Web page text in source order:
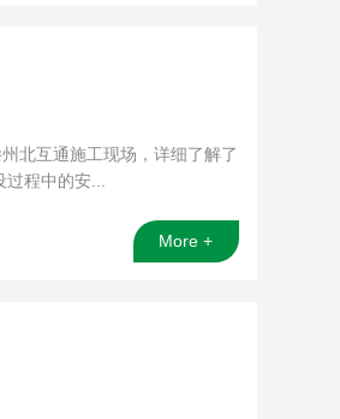
北互通施工现场，详细了解了
程中的安...
More +